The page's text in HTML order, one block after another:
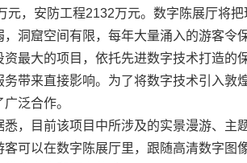
元，安防工程2132万元。数字陈展厅将
，洞窟空间有限，每年大量涌入的游客令
资最大的项目，依托先进数字技术打造的
务带来直接影响。为了将数字技术引入敦
泛合作。
目前该项目中所涉及的实景漫游、主
客可以在数字陈展厅里，跟随高清数字图